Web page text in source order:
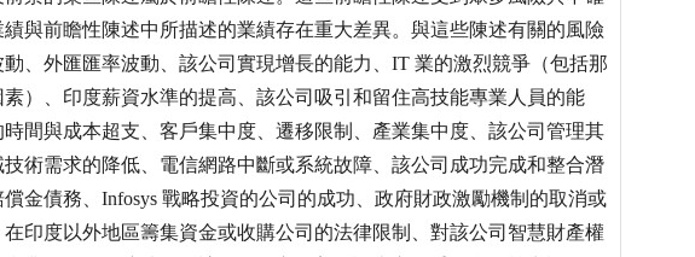
與前瞻性陳述中所描述的業績存在重大差異。與這些陳述有關的風險
、外匯匯率波動、該公司實現增長的能力、IT 業的激烈競爭（包括那
）、印度薪資水準的提高、該公司吸引和留住高技能專業人員的能
間與成本超支、客戶集中度、遷移限制、產業集中度、該公司管理其
術需求的降低、電信網路中斷或系統故障、該公司成功完成和整合潛
金債務、Infosys 戰略投資的公司的成功、政府財政激勵機制的取消或
印度以外地區籌集資金或收購公司的法律限制、對該公司智慧財產權